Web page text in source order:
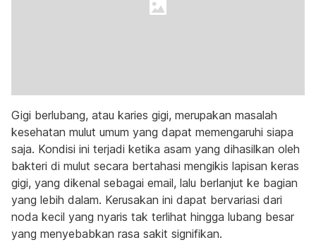
Gigi berlubang, atau karies gigi, merupakan masalah
kesehatan mulut umum yang dapat memengaruhi siapa
saja. Kondisi ini terjadi ketika asam yang dihasilkan oleh
bakteri di mulut secara bertahasi mengikis lapisan keras
gigi, yang dikenal sebagai email, lalu berlanjut ke bagian
yang lebih dalam. Kerusakan ini dapat bervariasi dari
noda kecil yang nyaris tak terlihat hingga lubang besar
yang menyebabkan rasa sakit signifikan.